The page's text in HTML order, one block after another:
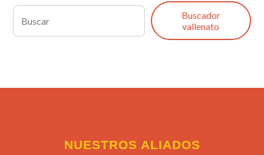
Buscador
vallenato
NUESTROS ALIADOS